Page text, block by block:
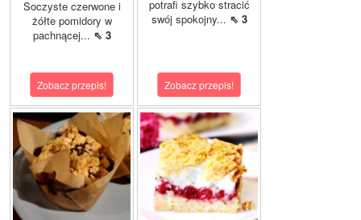
Soczyste czerwone i
żółte pomidory w
pachnącej... ⇖ 3
Zobacz przepis!
potrafi szybko stracić
swój spokojny... ⇖ 3
Zobacz przepis!